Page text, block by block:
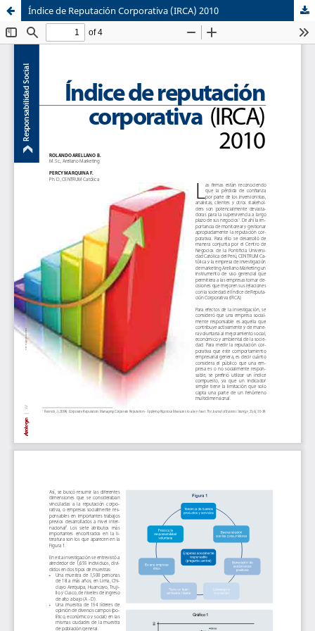
Sistema de
Bibliotecas
Centro de Negocios
CENTRUM
Índice de Reputación Corporativa (IRCA) 2010